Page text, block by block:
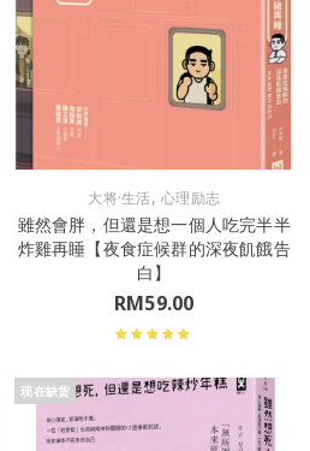
大将·生活, 心理励志
雖然會胖，但還是想一個人吃完半半
炸雞再睡【夜食症候群的深夜飢餓告
白】
RM59.00
现在缺货